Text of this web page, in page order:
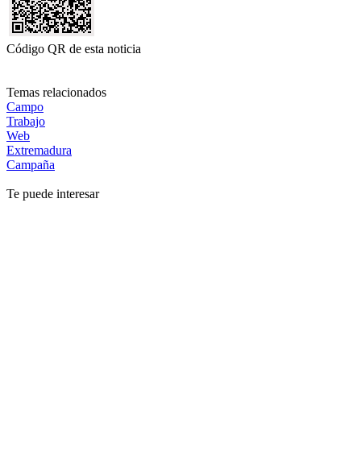
Código QR de esta noticia
Temas relacionados
Campo
Trabajo
Web
Extremadura
Campaña
Te puede interesar